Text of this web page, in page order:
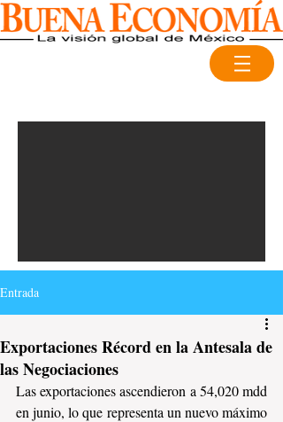
Entrada
Exportaciones Récord en la Antesala de
las Negociaciones
Las exportaciones ascendieron a 54,020 mdd
en junio, lo que representa un nuevo máximo